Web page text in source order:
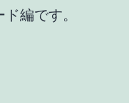
編です。